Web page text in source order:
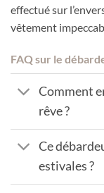
effectué sur
vêtement
FAQ sur le
Comment
rêve ?
Ce
estivales ?